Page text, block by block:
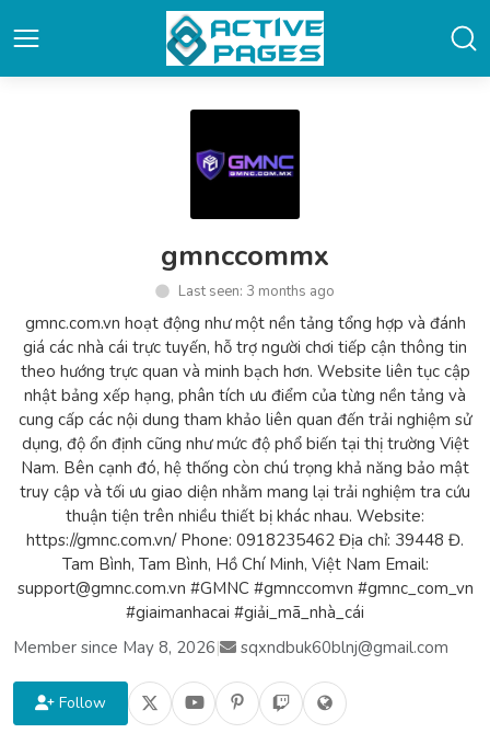
gmnccommx
Last seen: 3 months ago
gmnc.com.vn hoạt động như một nền tảng tổng hợp và đánh
giá các nhà cái trực tuyến, hỗ trợ người chơi tiếp cận thông tin
theo hướng trực quan và minh bạch hơn. Website liên tục cập
nhật bảng xếp hạng, phân tích ưu điểm của từng nền tảng và
cung cấp các nội dung tham khảo liên quan đến trải nghiệm sử
dụng, độ ổn định cũng như mức độ phổ biến tại thị trường Việt
Nam. Bên cạnh đó, hệ thống còn chú trọng khả năng bảo mật
truy cập và tối ưu giao diện nhằm mang lại trải nghiệm tra cứu
thuận tiện trên nhiều thiết bị khác nhau. Website:
https://gmnc.com.vn/ Phone: 0918235462 Địa chỉ: 39448 Đ.
Tam Bình, Tam Bình, Hồ Chí Minh, Việt Nam Email:
support@gmnc.com.vn #GMNC #gmnccomvn #gmnc_com_vn
#giaimanhacai #giải_mã_nhà_cái
Member since May 8, 2026| sqxndbuk60blnj@gmail.com
Follow